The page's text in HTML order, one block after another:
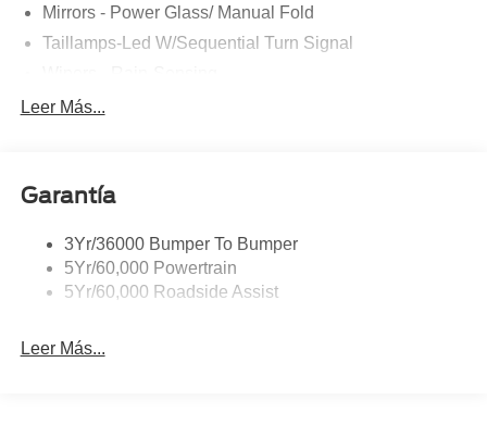
Mirrors - Power Glass/ Manual Fold
Taillamps-Led W/Sequential Turn Signal
Leer Más...
Garantía
3Yr/36000 Bumper To Bumper
5Yr/60,000 Powertrain
5Yr/60,000 Roadside Assist
Leer Más...